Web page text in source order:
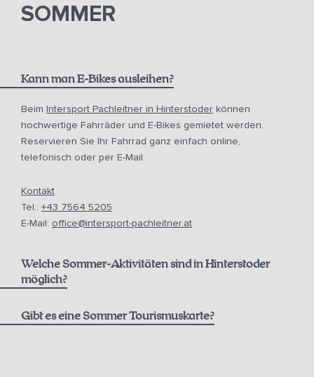
SOMMER
Kann man E-Bikes ausleihen?
Beim Intersport Pachleitner in Hinterstoder können
hochwertige Fahrräder und E-Bikes gemietet werden.
Reservieren Sie Ihr Fahrrad ganz einfach online,
telefonisch oder per E-Mail.
Kontakt
Tel.: +43 7564 5205
E-Mail: office@intersport-pachleitner.at
Welche Sommer-Aktivitäten sind in Hinterstoder
möglich?
Gibt es eine Sommer Tourismuskarte?